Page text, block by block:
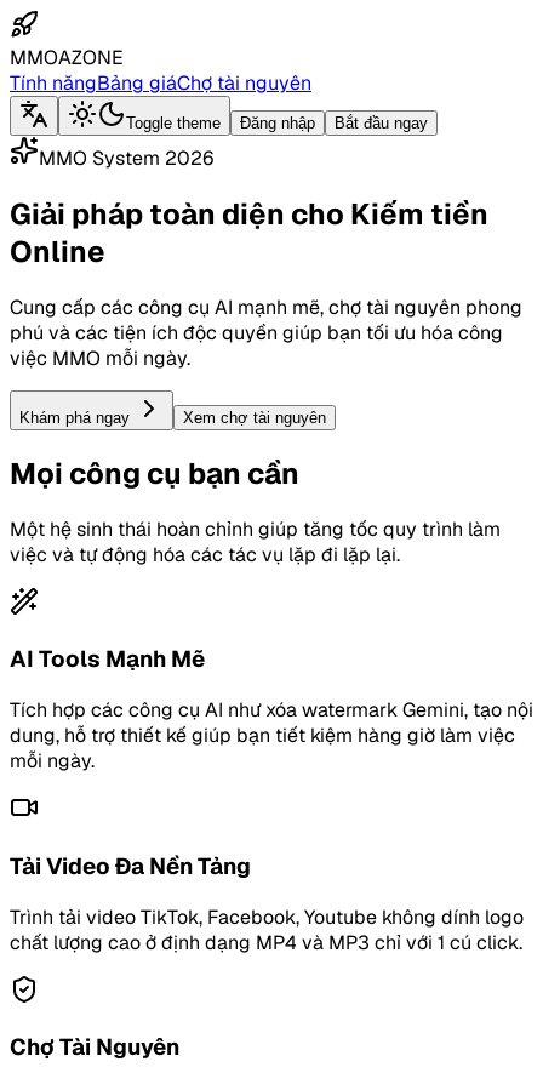
MMOAZONE
Tính năngBảng giáChợ tài nguyên
Toggle theme Đăng nhập Bắt đầu ngay
MMO System 2026
Giải pháp toàn diện cho Kiếm tiền
Online
Cung cấp các công cụ AI mạnh mẽ, chợ tài nguyên phong
phú và các tiện ích độc quyền giúp bạn tối ưu hóa công
việc MMO mỗi ngày.
Khám phá ngay Xem chợ tài nguyên
Mọi công cụ bạn cần
Một hệ sinh thái hoàn chỉnh giúp tăng tốc quy trình làm
việc và tự động hóa các tác vụ lặp đi lặp lại.
AI Tools Mạnh Mẽ
Tích hợp các công cụ AI như xóa watermark Gemini, tạo nội
dung, hỗ trợ thiết kế giúp bạn tiết kiệm hàng giờ làm việc
mỗi ngày.
Tải Video Đa Nền Tảng
Trình tải video TikTok, Facebook, Youtube không dính logo
chất lượng cao ở định dạng MP4 và MP3 chỉ với 1 cú click.
Chợ Tài Nguyên